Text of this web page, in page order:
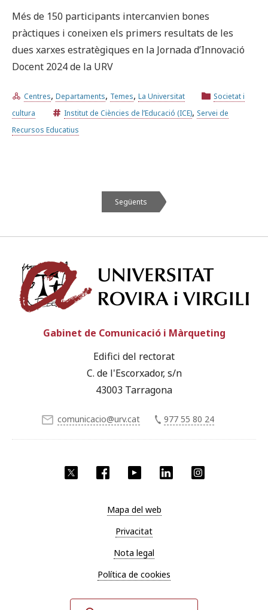
Més de 150 participants intercanvien bones
pràctiques i coneixen els primers resultats de les
dues xarxes estratègiques en la Jornada d’Innovació
Docent 2024 de la URV
Centres, Departaments, Temes, La Universitat
Societat i
cultura
Institut de Ciències de l’Educació (ICE), Servei de
Recursos Educatius
Següents
Facebook YouTube LinkedIn
Gabinet de Comunicació i Màrqueting
Edifici del rectorat
C. de l'Escorxador, s/n
43003 Tarragona
comunicacio@urv.cat 977 55 80 24
Mapa del web
Privacitat
Nota legal
Política de cookies